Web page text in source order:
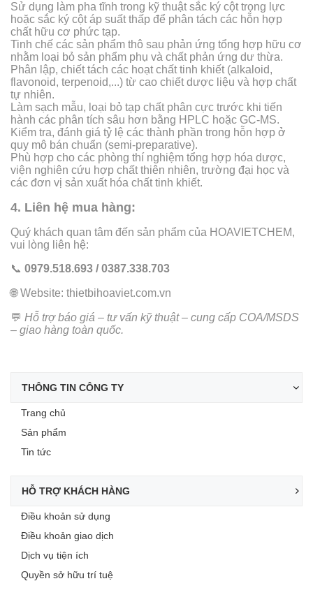
Sử dụng làm pha tĩnh trong kỹ thuật sắc ký cột trọng lực
hoặc sắc ký cột áp suất thấp để phân tách các hỗn hợp
chất hữu cơ phức tạp.
Tinh chế các sản phẩm thô sau phản ứng tổng hợp hữu cơ
nhằm loại bỏ sản phẩm phụ và chất phản ứng dư thừa.
Phân lập, chiết tách các hoạt chất tinh khiết (alkaloid,
flavonoid, terpenoid,...) từ cao chiết dược liệu và hợp chất
tự nhiên.
Làm sạch mẫu, loại bỏ tạp chất phân cực trước khi tiến
hành các phân tích sâu hơn bằng HPLC hoặc GC-MS.
Kiểm tra, đánh giá tỷ lệ các thành phần trong hỗn hợp ở
quy mô bán chuẩn (semi-preparative).
Phù hợp cho các phòng thí nghiệm tổng hợp hóa dược,
viện nghiên cứu hợp chất thiên nhiên, trường đại học và
các đơn vị sản xuất hóa chất tinh khiết.
4. Liên hệ mua hàng:
Quý khách quan tâm đến sản phẩm của HOAVIETCHEM,
vui lòng liên hệ:
📞 0979.518.693 / 0387.338.703
🌐Website: thietbihoaviet.com.vn
💬 Hỗ trợ báo giá – tư vấn kỹ thuật – cung cấp COA/MSDS
– giao hàng toàn quốc.
THÔNG TIN CÔNG TY
Trang chủ
Sản phẩm
Tin tức
HỖ TRỢ KHÁCH HÀNG
Điều khoản sử dụng
Điều khoản giao dịch
Dịch vụ tiện ích
Quyền sở hữu trí tuệ